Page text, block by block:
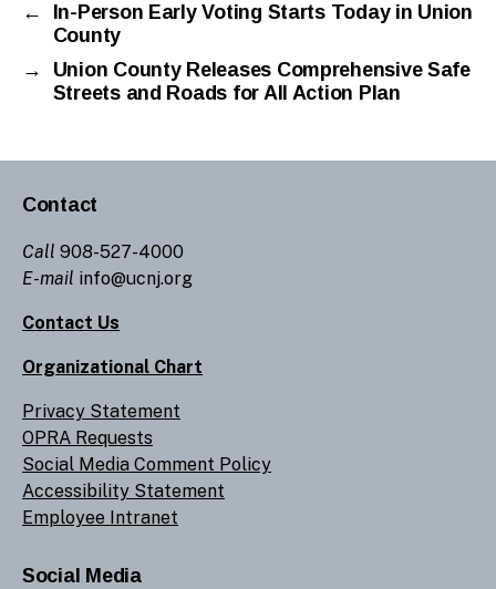
←
In-Person Early Voting Starts Today in Union
County
→
Union County Releases Comprehensive Safe
Streets and Roads for All Action Plan
Contact
Call 908-527-4000
E-mail info@ucnj.org
Contact Us
Organizational Chart
Privacy Statement
OPRA Requests
Social Media Comment Policy
Accessibility Statement
Employee Intranet
Social Media